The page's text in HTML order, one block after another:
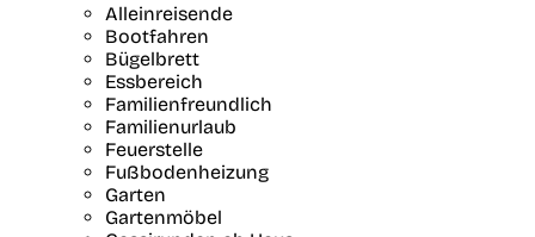
Alleinreisende
Bootfahren
Bügelbrett
Essbereich
Familienfreundlich
Familienurlaub
Feuerstelle
Fußbodenheizung
Garten
Gartenmöbel